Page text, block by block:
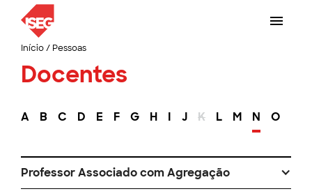
Início/ Pessoas
Docentes
A B C D E F G H I J K L M N O
Professor Associado com Agregação